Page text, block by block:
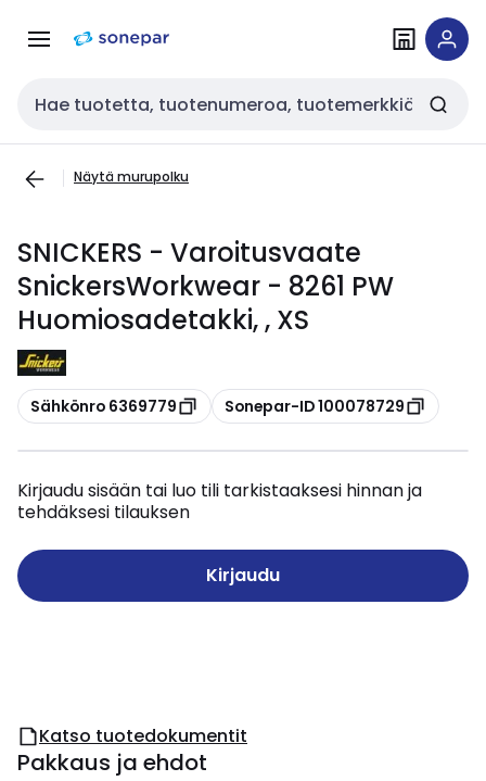
navigointiinsisältöön
Haku
Näytä murupolku
SNICKERS - Varoitusvaate
SnickersWorkwear - 8261 PW
Huomiosadetakki, , XS
Kopioi
Sähkönro 6369779 Kopioi
Sonepar-ID 100078729
Kirjaudu sisään tai luo tili tarkistaaksesi hinnan ja
tehdäksesi tilauksen
Kirjaudu
Katso tuotedokumentit
Pakkaus ja ehdot